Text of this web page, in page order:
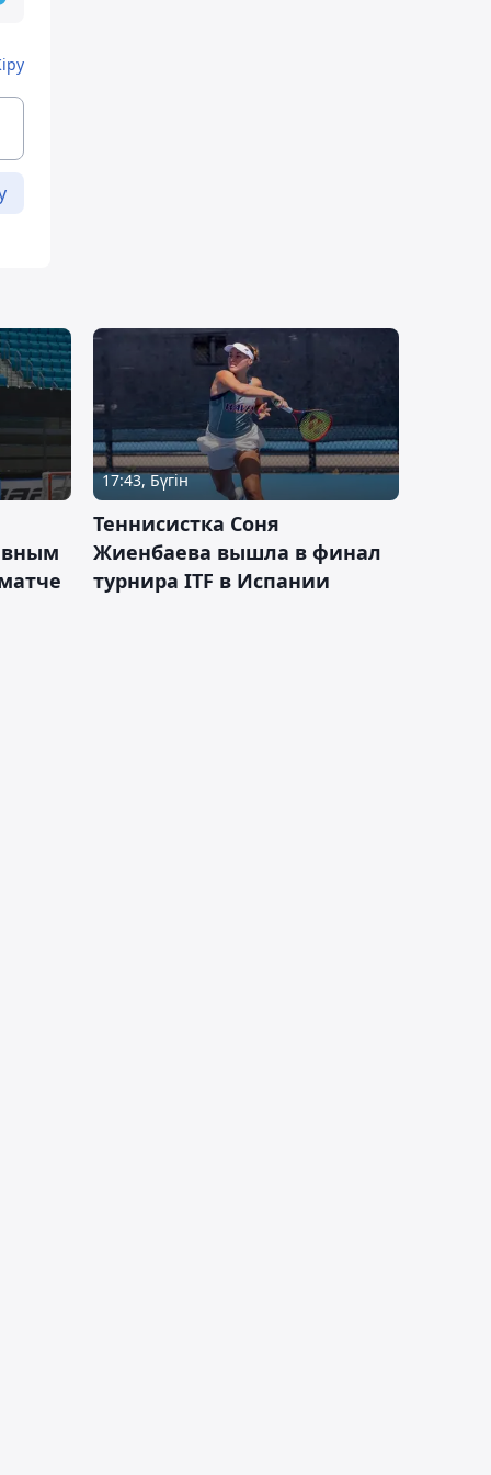
17:43, Бүгін
Теннисистка Соня
Жиенбаева вышла в финал
турнира ITF в Испании